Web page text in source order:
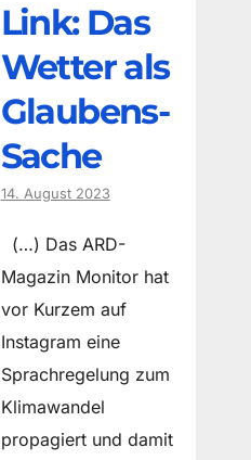
Link: Das
Wetter als
Glaubens-
Sache
14. August 2023
(…) Das ARD-
Magazin Monitor hat
vor Kurzem auf
Instagram eine
Sprachregelung zum
Klimawandel
propagiert und damit